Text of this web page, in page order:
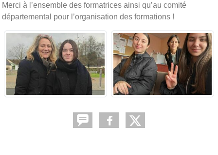
Merci à l’ensemble des formatrices ainsi qu’au comité
départemental pour l’organisation des formations !